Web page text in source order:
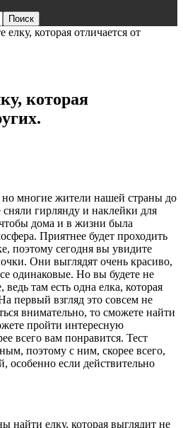
елку, которая отличается от
которая
многие жители нашей страны до
гирлянду и наклейки для
дома и в жизни была
Приятнее будет проходить
поэтому сегодня вы увидите
Они выглядят очень красиво,
одинаковые. Но вы будете не
там есть одна елка, которая
первый взгляд это совсем не
внимательно, то сможете найти
пройти интересную
всего вам понравится. Тест
поэтому с ним, скорее всего,
особенно если действительно
найти елку, которая выглядит не